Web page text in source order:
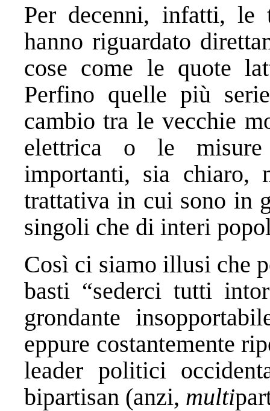
Per decenni, infatti, le
hanno riguardato
cose come le quote
Perfino quelle più
cambio tra le vecchie
elettrica o le misure
importanti, sia chiaro,
trattativa in cui sono in
singoli che di interi
Così ci siamo illusi che
basti “sederci tutti
grondante
eppure costantemente
leader politici
bipartisan (anzi, multi